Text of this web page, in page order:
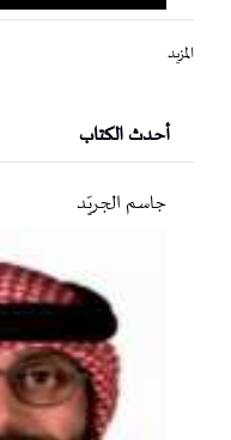
المزيد
أحدث الكتاب
جاسم الجريّد